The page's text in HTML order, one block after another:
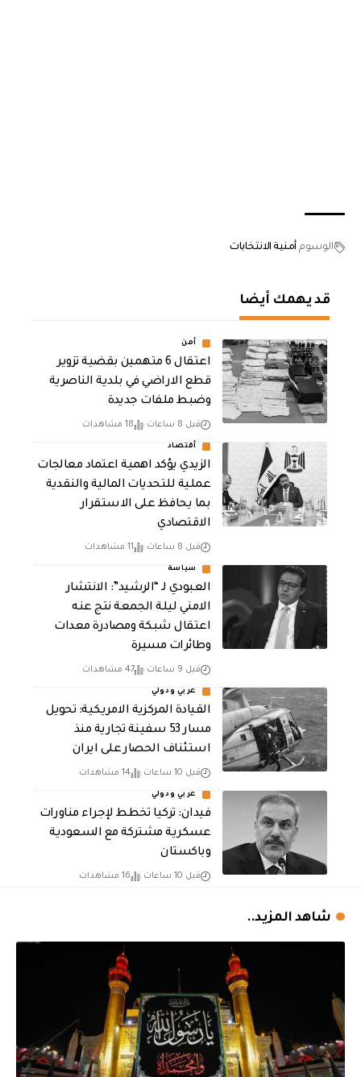
الوسوم أمنية الانتخابات
قد يهمك أيضا
أمن
اعتقال 6 متهمين بقضية تزوير
قطع الاراضي في بلدية الناصرية
وضبط ملفات جديدة
قبل 8 ساعات 18 مشاهدات
أقتصاد
الزيدي يؤكد اهمية اعتماد معالجات
عملية للتحديات المالية والنقدية
بما يحافظ على الاستقرار
الاقتصادي
قبل 8 ساعات 11 مشاهدات
سياسة
العبودي لـ “الرشيد”: الانتشار
الامني ليلة الجمعة نتج عنه
اعتقال شبكة ومصادرة معدات
وطائرات مسيرة
قبل 9 ساعات 47 مشاهدات
عربي ودولي
القيادة المركزية الامريكية: تحويل
مسار 53 سفينة تجارية منذ
استئناف الحصار على ايران
قبل 10 ساعات 14 مشاهدات
عربي ودولي
فيدان: تركيا تخطط لإجراء مناورات
عسكرية مشتركة مع السعودية
وباكستان
قبل 10 ساعات 16 مشاهدات
شاهد المزيد..